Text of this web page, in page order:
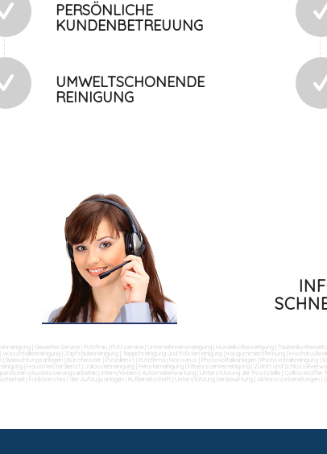
PERSÖNLICHE
KUNDENBETREUUNG
UMWELTSCHONENDE
REINIGUNG
Gewerbe Service |Putzfrau |Putzservice |Unternehmensreinigung |Hundekotbeseitigung
Waschhallenreinigung Zapfsäulenreinigung Teppichreinigung und Polsterreinigung |Kaugummientfernung |
|Beleuchtungsanlagen |Bürofenster |Putzdienst |Putzfirma |Norovirus |Photovoltaikanlagen |Photovoltaikreinigung
|Hausmeisterdienst Jalousienreinigung |Fensterreinigung |Fitnesscenterreinigung Zutritt und
(Ausbesserungsarbeiten) intern/extern Automatenwartung |Unterstützung der Poststelle Collico-Koffer
|Funktionstest der Aufzugsanlagen |Rufbereitschaft |Unterstützung bei Bewirtung Aktionsvorbereitungen